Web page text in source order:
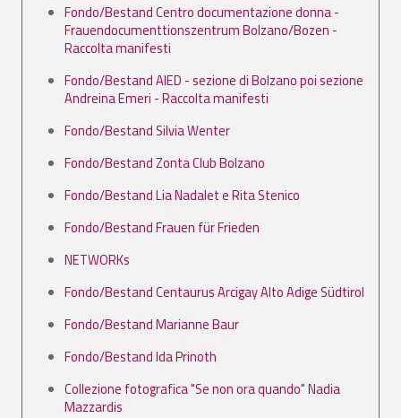
Fondo/Bestand Centro documentazione donna -
Frauendocumenttionszentrum Bolzano/Bozen -
Raccolta manifesti
Fondo/Bestand AIED - sezione di Bolzano poi sezione
Andreina Emeri - Raccolta manifesti
Fondo/Bestand Silvia Wenter
Fondo/Bestand Zonta Club Bolzano
Fondo/Bestand Lia Nadalet e Rita Stenico
Fondo/Bestand Frauen für Frieden
NETWORKs
Fondo/Bestand Centaurus Arcigay Alto Adige Südtirol
Fondo/Bestand Marianne Baur
Fondo/Bestand Ida Prinoth
Collezione fotografica "Se non ora quando" Nadia
Mazzardis